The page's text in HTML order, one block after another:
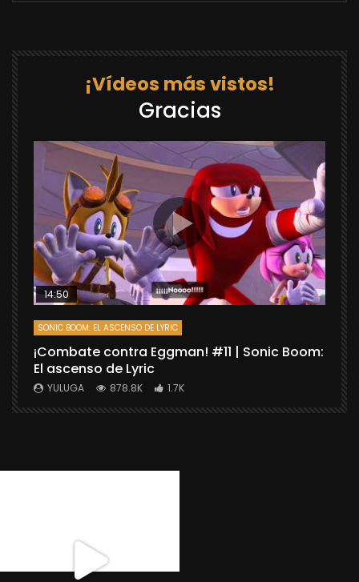
¡Vídeos más vistos!
Gracias
14:50
SONIC BOOM: EL ASCENSO DE LYRIC
¡Combate contra Eggman! #11 | Sonic Boom:
El ascenso de Lyric
YULUGA 878.8K 1.7K